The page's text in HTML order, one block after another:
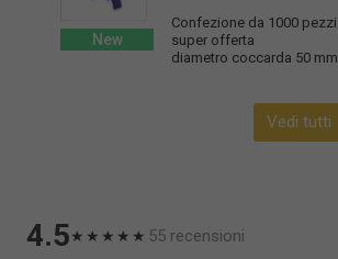
New
Confezione da 1000 pezzi
super offerta
diametro coccarda 50 mm
Vedi tutti
4.5★★★★★ 55 recensioni